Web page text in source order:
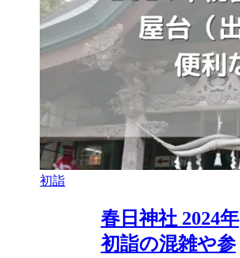
初詣
春日神社 2024年
初詣の混雑や参